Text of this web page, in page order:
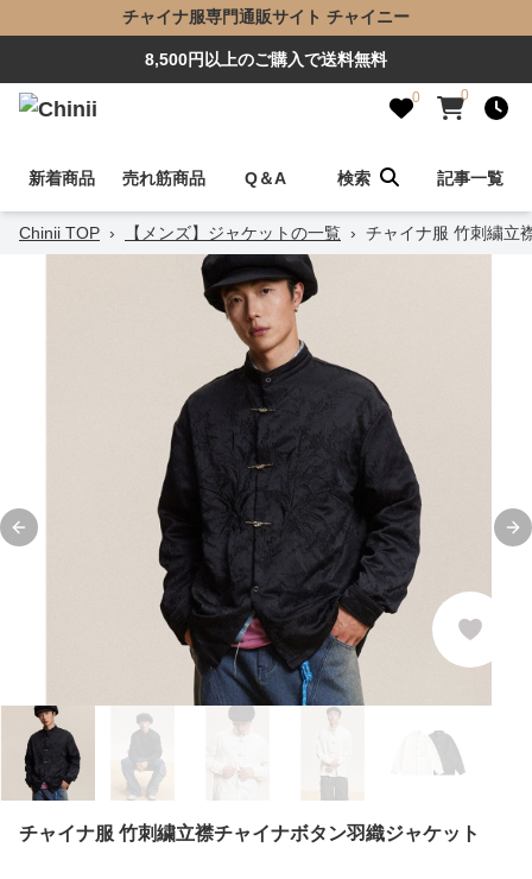
チャイナ服専門通販サイト チャイニー
8,500円以上のご購入で送料無料
0 0
新着商品 売れ筋商品 Q＆A 検索 記事一覧
Chinii TOP › 【メンズ】ジャケットの一覧 › チャイナ服 竹刺繍立
Previous slide
チャイナ服 竹刺繍立襟チャイナボタン羽織ジャケット